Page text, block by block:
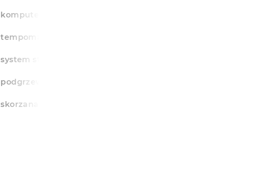
komputer pokladowy
tempomat
system start-stop
podgrzewana tylna szyba
skorzana kierownica